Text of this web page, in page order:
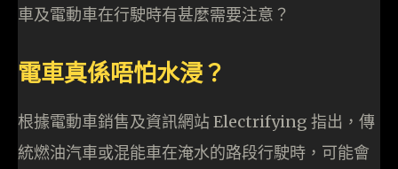
車及電動車在行駛時有甚麼需要注意？
電車真係唔怕水浸？
根據電動車銷售及資訊網站 Electrifying 指出，傳
統燃油汽車或混能車在淹水的路段行駛時，可能會